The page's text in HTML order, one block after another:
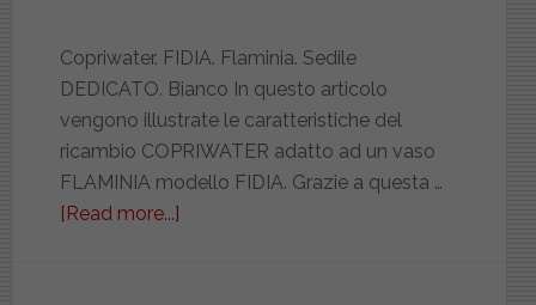
Copriwater. FIDIA. Flaminia. Sedile
DEDICATO. Bianco In questo articolo
vengono illustrate le caratteristiche del
ricambio COPRIWATER adatto ad un vaso
FLAMINIA modello FIDIA. Grazie a questa …
[Read more...]